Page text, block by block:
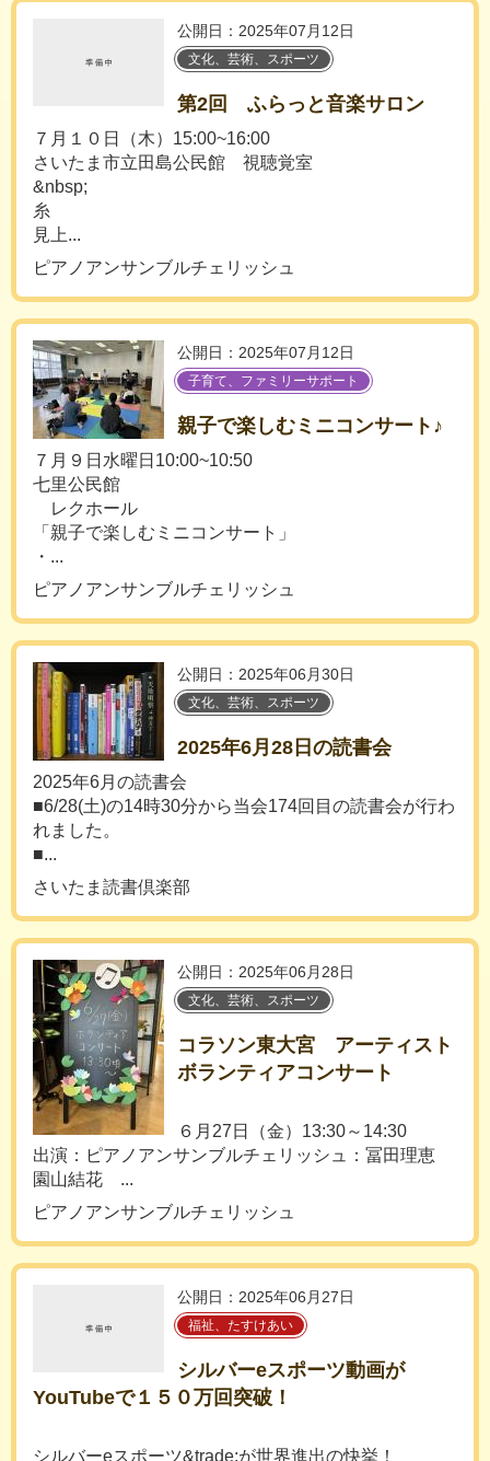
公開日：2025年07月12日
文化、芸術、スポーツ
第2回 ふらっと音楽サロン
７月１０日（木）15:00~16:00
さいたま市立田島公民館 視聴覚室
&nbsp;
糸
見上...
ピアノアンサンブルチェリッシュ
公開日：2025年07月12日
子育て、ファミリーサポート
親子で楽しむミニコンサート♪
７月９日水曜日10:00~10:50
七里公民館
レクホール
「親子で楽しむミニコンサート」
・...
ピアノアンサンブルチェリッシュ
公開日：2025年06月30日
文化、芸術、スポーツ
2025年6月28日の読書会
2025年6月の読書会
■6/28(土)の14時30分から当会174回目の読書会が行わ
れました。
■...
さいたま読書倶楽部
公開日：2025年06月28日
文化、芸術、スポーツ
コラソン東大宮 アーティスト
ボランティアコンサート
６月27日（金）13:30～14:30
出演：ピアノアンサンブルチェリッシュ：冨田理恵
園山結花 ...
ピアノアンサンブルチェリッシュ
公開日：2025年06月27日
福祉、たすけあい
シルバーeスポーツ動画が
YouTubeで１５０万回突破！
シルバーeスポーツ&trade;が世界進出の快挙！